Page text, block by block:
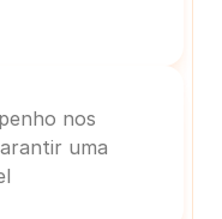
nos
uma